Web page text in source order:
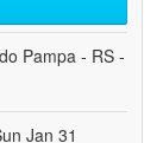
Pampa - RS -
Jan 31